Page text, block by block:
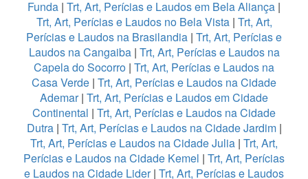
Funda | Trt, Art, Perícias e Laudos em Bela Aliança |
Trt, Art, Perícias e Laudos no Bela Vista| Trt, Art,
Perícias e Laudos na Brasilandia | Trt, Art, Perícias e
Laudos na Cangaiba| Trt, Art, Perícias e Laudos na
Capela do Socorro | Trt, Art, Perícias e Laudos na
Casa Verde | Trt, Art, Perícias e Laudos na Cidade
Ademar| Trt, Art, Perícias e Laudos em Cidade
Continental | Trt, Art, Perícias e Laudos na Cidade
Dutra | Trt, Art, Perícias e Laudos na Cidade Jardim|
Trt, Art, Perícias e Laudos na Cidade Julia | Trt, Art,
Perícias e Laudos na Cidade Kemel | Trt, Art, Perícias
e Laudos na Cidade Lider| Trt, Art, Perícias e Laudos